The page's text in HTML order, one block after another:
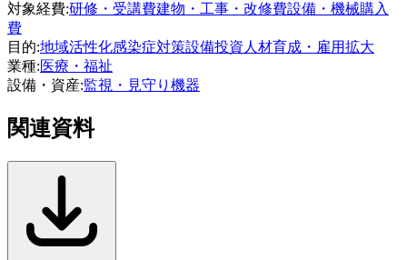
対象経費:研修・受講費建物・工事・改修費設備・機械購入
費
目的:地域活性化感染症対策設備投資 人材育成・雇用拡大
業種:医療・福祉
設備・資産:監視・見守り機器
関連資料